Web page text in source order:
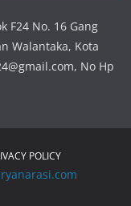
F24 No. 16 Gang
Walantaka, Kota
No Hp
POLICY